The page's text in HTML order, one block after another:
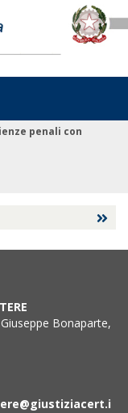
penali con
Bonaparte,